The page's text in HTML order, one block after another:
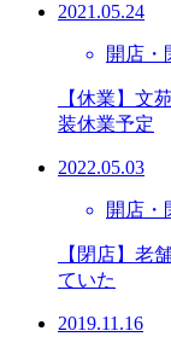
2021.05.24
開店・
【休業】文
装休業予定
2022.05.03
開店・
【閉店】老
ていた
2019.11.16